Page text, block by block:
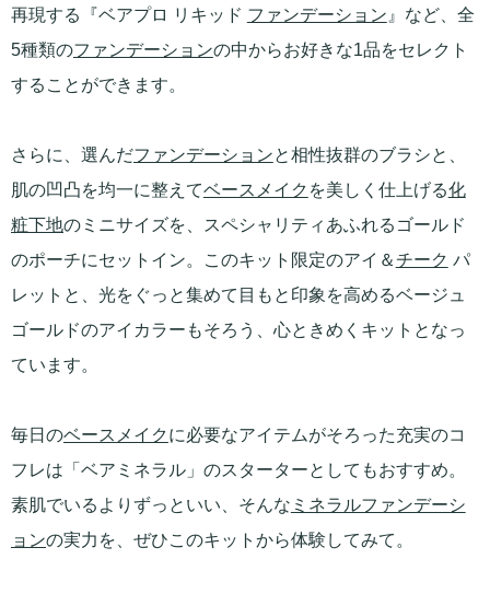
再現する『ベアプロ リキッド ファンデーション 』など、全
5種類のファンデーションの中からお好きな1品をセレクト
することができます。
さらに、選んだファンデーションと相性抜群のブラシと、
肌の凹凸を均一に整えてベースメイク を美しく仕上げる化
粧下地のミニサイズを、スペシャリティあふれるゴールド
のポーチにセットイン。このキット限定のアイ＆チーク パ
レットと、光をぐっと集めて目もと印象を高めるベージュ
ゴールドのアイカラーもそろう、心ときめくキットとなっ
ています。
毎日のベースメイク に必要なアイテムがそろった充実のコ
フレは「ベアミネラル」のスターターとしてもおすすめ。
素肌でいるよりずっといい、そんな ミネラルファンデーシ
ョンの実力を、ぜひこのキットから体験してみて。